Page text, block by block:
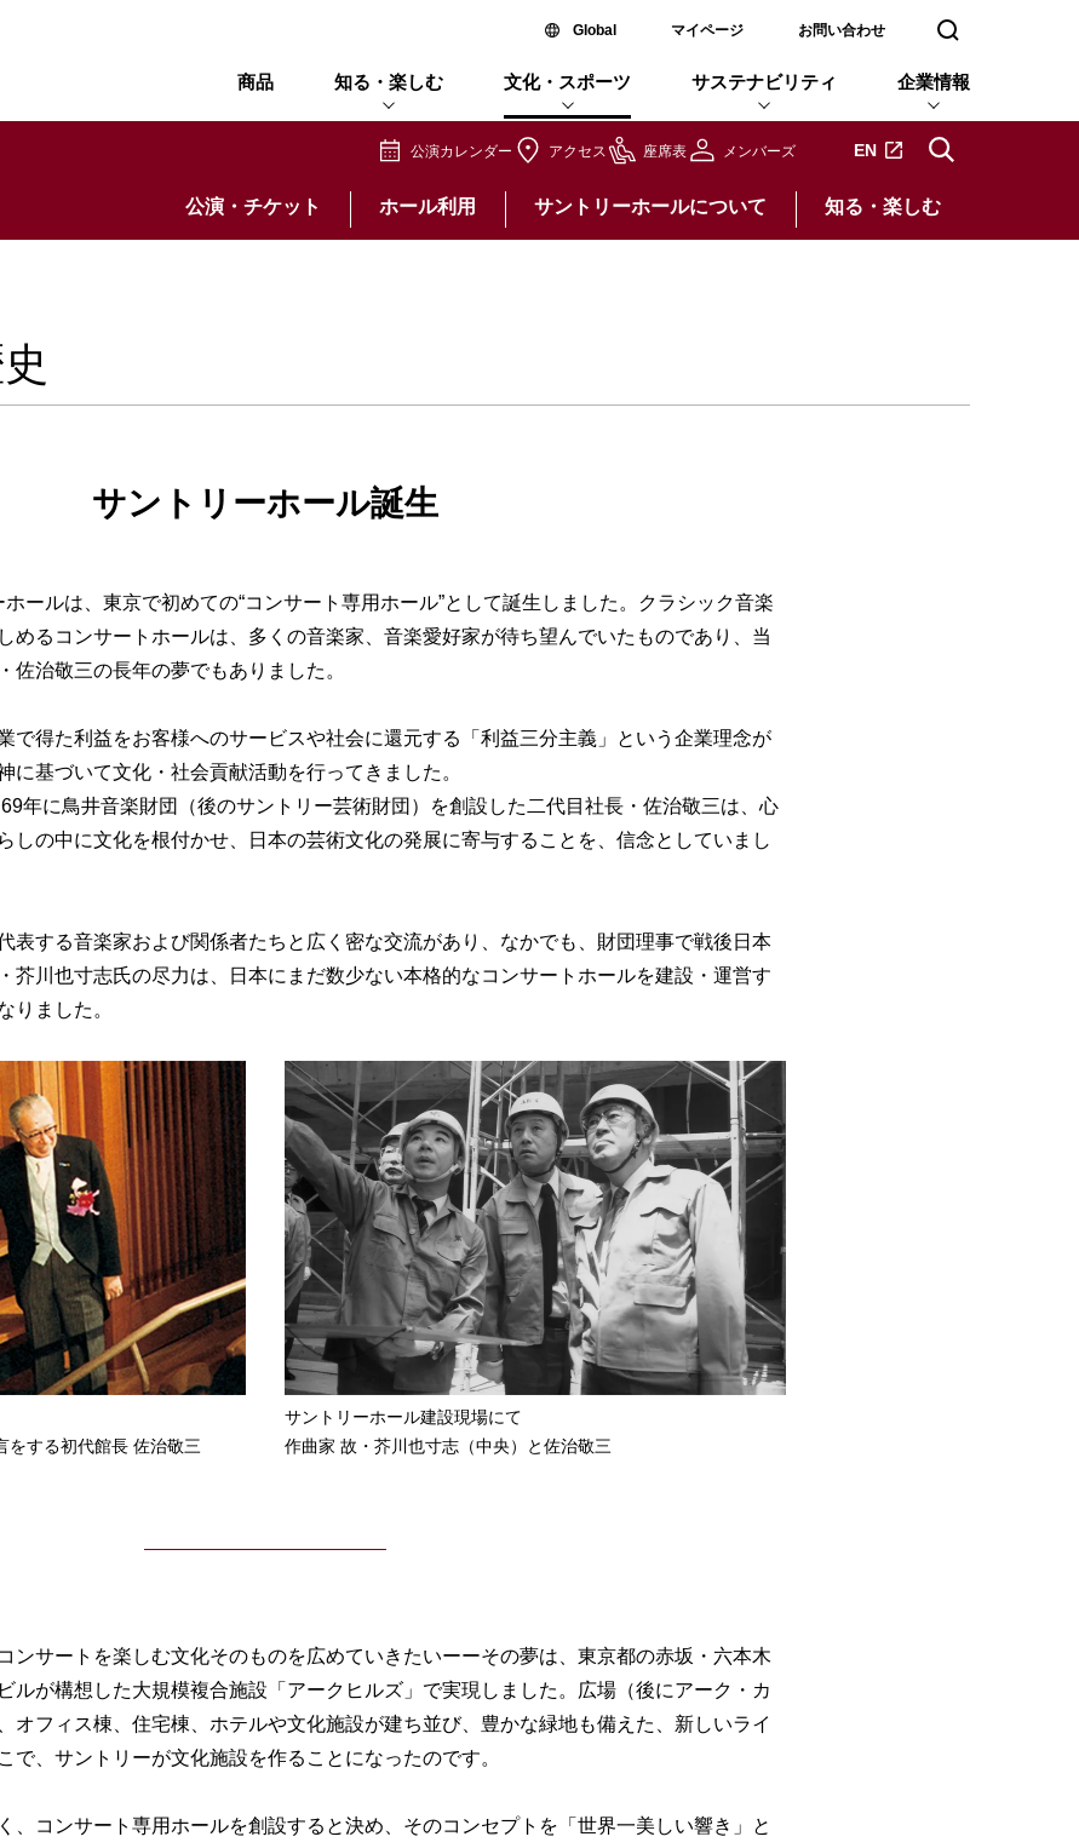
Global新しいウィンドウで開く
マイページ お問い合わせ 検索窓を開く
商品 知る・楽しむ 文化・スポーツ サステナビリティ 企業情報
公演カレンダー アクセス 座席表 メンバーズ EN新しいタブで開きます
公演・チケット ホール利用 サントリーホールについて 知る・楽しむ
サントリーホール誕生
ールは、東京で初めての“コンサート専用ホール”として誕生しました。クラシック音楽
めるコンサートホールは、多くの音楽家、音楽愛好家が待ち望んでいたものであり、当
佐治敬三の長年の夢でもありました。
で得た利益をお客様へのサービスや社会に還元する「利益三分主義」という企業理念が
に基づいて文化・社会貢献活動を行ってきました。
年に鳥井音楽財団（後のサントリー芸術財団）を創設した二代目社長・佐治敬三は、心
しの中に文化を根付かせ、日本の芸術文化の発展に寄与することを、信念としていまし
表する音楽家および関係者たちと広く密な交流があり、なかでも、財団理事で戦後日本
芥川也寸志氏の尽力は、日本にまだ数少ない本格的なコンサートホールを建設・運営す
りました。
をする初代館長 佐治敬三
サントリーホール建設現場にて
作曲家 故・芥川也寸志（中央）と佐治敬三
ンサートを楽しむ文化そのものを広めていきたいーーその夢は、東京都の赤坂・六本木
ルが構想した大規模複合施設「アークヒルズ」で実現しました。広場（後にアーク・カ
オフィス棟、住宅棟、ホテルや文化施設が建ち並び、豊かな緑地も備えた、新しいライ
で、サントリーが文化施設を作ることになったのです。
、コンサート専用ホールを創設すると決め、そのコンセプトを「世界一美しい響き」と